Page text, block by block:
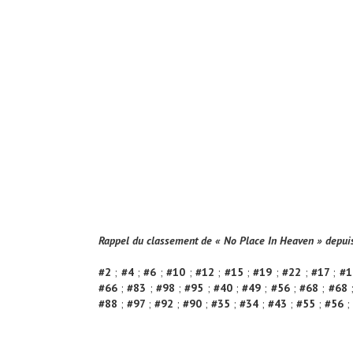
Rappel du classement de « No Place In Heaven »
#2 ; #4;#6 ; #10 ; #12 ; #15 ; #19 ; #22 ; #17 ;
#66 ; #83 ; #98 ; #95 ; #40 ; #49 ; #56 ; #68 ; #68 ;
#88 ; #97 ; #92 ; #90 ; #35 ; #34 ; #43 ; #55 ; #56 ;